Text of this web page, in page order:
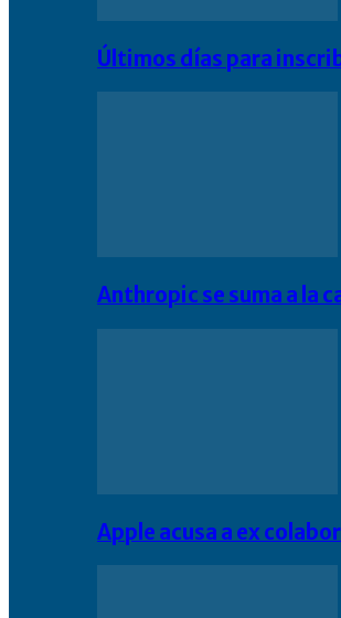
Últimos días para
Anthropic se suma a la
Apple acusa a ex